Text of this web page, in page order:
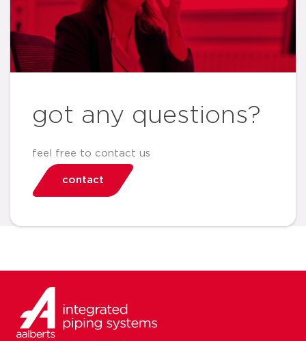
got any questions?
feel free to contact us
contact